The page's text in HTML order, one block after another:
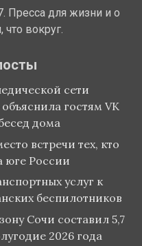
Пресса для жизни и о
вокруг.
сети
гостям VK
дома
встречи тех, кто
юге России
услуг к
беспилотников
Сочи составил 5,7
2026 года